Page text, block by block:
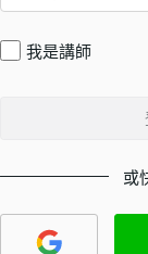
我是講師
或